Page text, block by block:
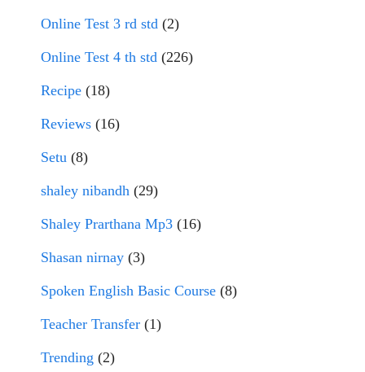
Online Test 3 rd std (2)
Online Test 4 th std (226)
Recipe (18)
Reviews (16)
Setu (8)
shaley nibandh (29)
Shaley Prarthana Mp3 (16)
Shasan nirnay (3)
Spoken English Basic Course (8)
Teacher Transfer (1)
Trending (2)